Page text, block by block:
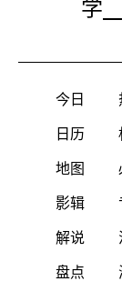
学
今日
日历
地图
影辑
解说
盘点